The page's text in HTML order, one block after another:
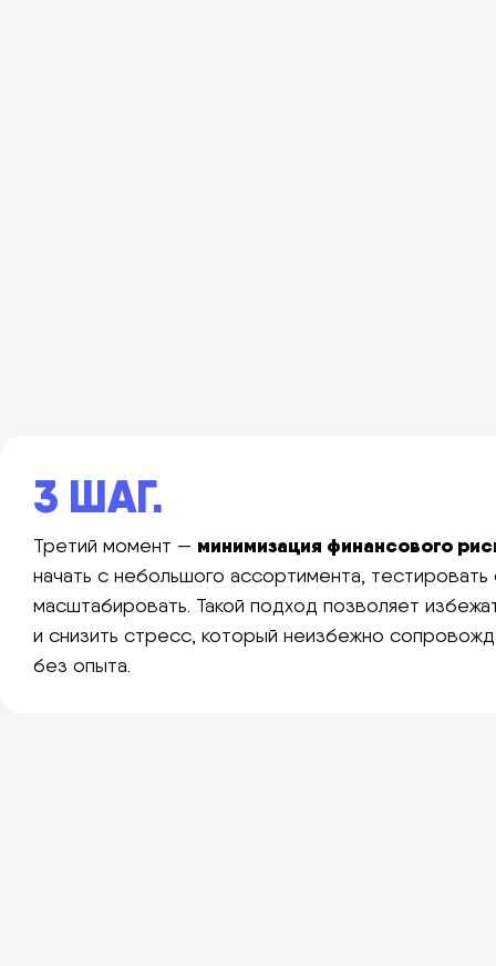
3 ШАГ.
Третий момент — минимизация финансового
начать с небольшого ассортимента,
масштабировать. Такой подход позволяет
и снизить стресс, который неизбежно
без опыта.